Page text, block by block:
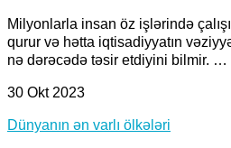
Milyonlarla insan öz işlərində
qurur və hətta iqtisadiyyatın
nə dərəcədə təsir etdiyini bilmir. …
30 Okt 2023
Dünyanın ən varlı ölkələri